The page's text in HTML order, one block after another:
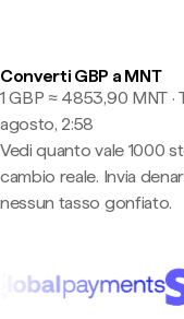
Converti GBP a MNT
1 GBP ≈ 4853,90 MNT ·
agosto, 2:58
Vedi quanto vale 1000
cambio reale. Invia
nessun tasso gonfiato.